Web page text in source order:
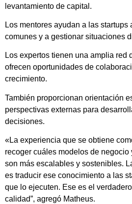
levantamiento de capital.
Los mentores ayudan a las startups
comunes y a gestionar situaciones
Los expertos tienen una amplia red
ofrecen oportunidades de
crecimiento.
También proporcionan orientación
perspectivas externas para
decisiones.
«La experiencia que se obtiene
recoger cuáles modelos de negocio
son más escalables y sostenibles.
es traducir ese conocimiento a las
que lo ejecuten. Ese es el
calidad”, agregó Matheus.